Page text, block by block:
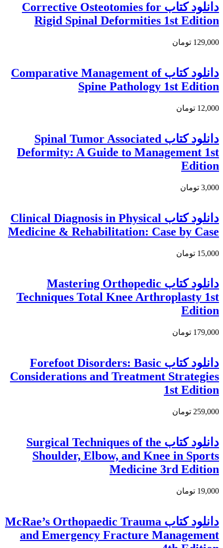
دانلود كتاب Corrective Osteotomies for
Rigid Spinal Deformities 1st Edition
129,000 تومان
دانلود كتاب Comparative Management of
Spine Pathology 1st Edition
12,000 تومان
دانلود کتاب Spinal Tumor Associated
Deformity: A Guide to Management 1st
Edition
3,000 تومان
دانلود کتاب Clinical Diagnosis in Physical
Medicine & Rehabilitation: Case by Case
15,000 تومان
دانلود کتاب Mastering Orthopedic
Techniques Total Knee Arthroplasty 1st
Edition
179,000 تومان
دانلود کتاب Forefoot Disorders: Basic
Considerations and Treatment Strategies
1st Edition
259,000 تومان
دانلود كتاب Surgical Techniques of the
Shoulder, Elbow, and Knee in Sports
Medicine 3rd Edition
19,000 تومان
دانلود کتاب McRae’s Orthopaedic Trauma
and Emergency Fracture Management